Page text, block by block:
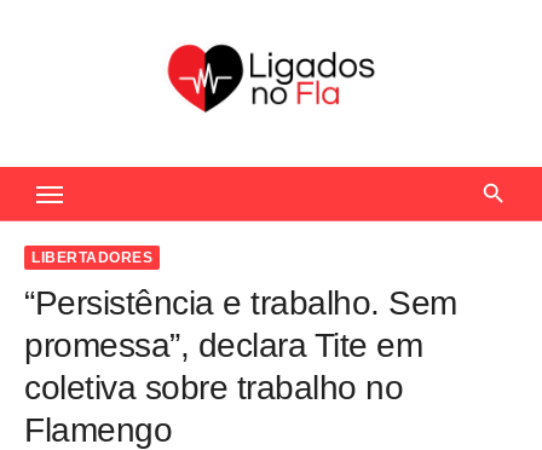
c
LIBERTADORES
“Persistência e trabalho. Sem
promessa”, declara Tite em
coletiva sobre trabalho no
Flamengo